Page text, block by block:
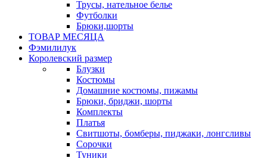
Трусы, нательное белье
Футболки
Брюки,шорты
ТОВАР МЕСЯЦА
Фэмилилук
Королевский размер
Блузки
Костюмы
Домашние костюмы, пижамы
Брюки, бриджи, шорты
Комплекты
Платья
Свитшоты, бомберы, пиджаки, лонгсливы
Сорочки
Туники